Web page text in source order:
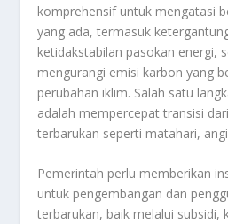
komprehensif untuk mengatasi
yang ada, termasuk
ketidakstabilan pasokan energi,
mengurangi emisi karbon yang
perubahan iklim. Salah satu
adalah mempercepat transisi
terbarukan seperti matahari,
Pemerintah perlu memberikan
untuk pengembangan dan
terbarukan, baik melalui subsidi,